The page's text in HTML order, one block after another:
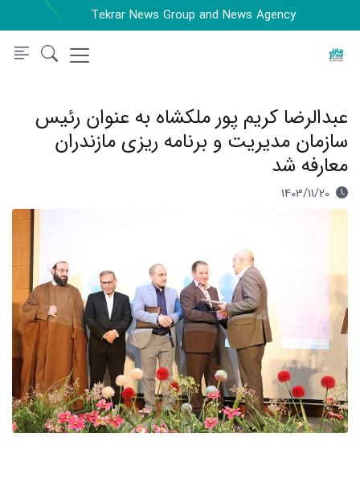
Tekrar News Group and News Agency
عبدالرضا کریم پور ملکشاه به عنوان رئیس
سازمان مدیریت و برنامه ریزی مازندران
معارفه شد
1403/11/20